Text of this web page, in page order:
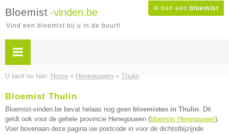
Ik ben een bloemist
Bloemist -vinden.be
Vind een bloemist bij u in de buurt!
U bent nu hier: Home » Henegouwen » Thulin
Bloemist Thulin
Bloemist-vinden.be bevat helaas nog geen bloemisten in Thulin. Dit
geldt ook voor de gehele provincie Henegouwen (bloemist Henegouwen).
Voer bovenaan deze pagina uw postcode in voor de dichtstbijzijnde